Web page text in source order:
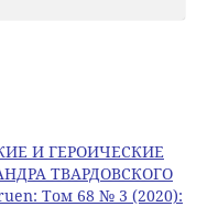
И ГЕРОИЧЕСКИЕ
ТВАРДОВСКОГО
Том 68 № 3 (2020):